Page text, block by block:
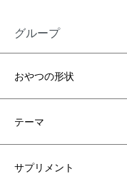
グループ
おやつの形状
テーマ
サプリメント